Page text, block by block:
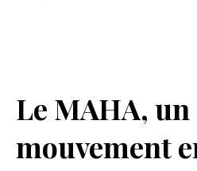
Le MAHA, un
mouvement